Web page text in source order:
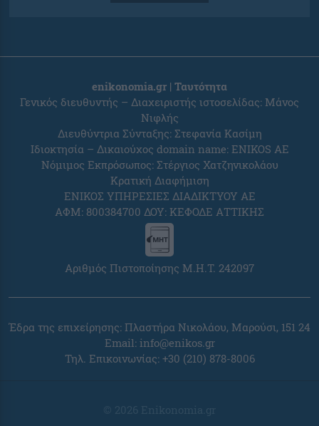
enikonomia.gr | Ταυτότητα
Γενικός διευθυντής – Διαχειριστής ιστοσελίδας: Μάνος
Νιφλής
Διευθύντρια Σύνταξης: Στεφανία Κασίμη
Ιδιοκτησία – Δικαιούχος domain name: ENIKOS AE
Νόμιμος Εκπρόσωπος: Στέργιος Χατζηνικολάου
Κρατική Διαφήμιση
ΕΝΙΚΟΣ ΥΠΗΡΕΣΙΕΣ ΔΙΑΔΙΚΤΥΟΥ ΑΕ
ΑΦΜ: 800384700 ΔΟΥ: ΚΕΦΟΔΕ ΑΤΤΙΚΗΣ
Αριθμός Πιστοποίησης Μ.Η.Τ. 242097
Έδρα της επιχείρησης: Πλαστήρα Νικολάου, Μαρούσι, 151 24
Email: info@enikos.gr
Τηλ. Επικοινωνίας: +30 (210) 878-8006